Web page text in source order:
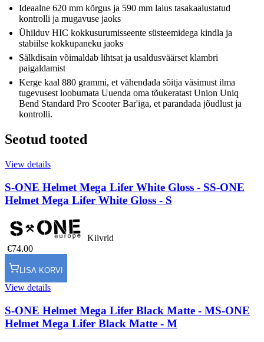
Ideaalne 620 mm kõrgus ja 590 mm laius tasakaalustatud
kontrolli ja mugavuse jaoks
Ühilduv HIC kokkusurumisseente süsteemidega kindla ja
stabiilse kokkupaneku jaoks
Sälkdisain võimaldab lihtsat ja usaldusväärset klambri
paigaldamist
Kerge kaal 880 grammi, et vähendada sõitja väsimust ilma
tugevusest loobumata Uuenda oma tõukeratast Union Uniq
Bend Standard Pro Scooter Bar'iga, et parandada jõudlust ja
kontrolli.
Seotud tooted
View details
S-ONE Helmet Mega Lifer White Gloss - SS-ONE
Helmet Mega Lifer White Gloss - S
Kiivrid
€74.00
LISA KORVI
View details
S-ONE Helmet Mega Lifer Black Matte - MS-ONE
Helmet Mega Lifer Black Matte - M